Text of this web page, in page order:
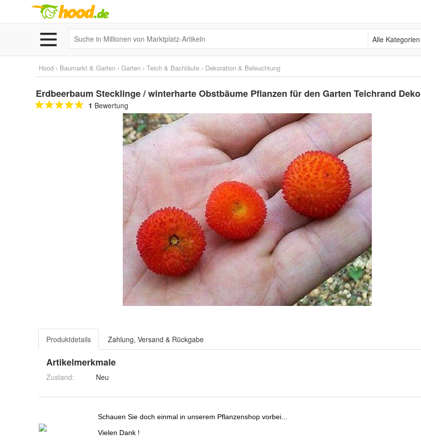
Alle Kategorien
Hood › Baumarkt & Garten › Garten › Teich & Bachläufe › Dekoration & Beleuchtung
Erdbeerbaum Stecklinge / winterharte Obstbäume Pflanzen für den Garten Teichrand Deko
1 Bewertung
Produktdetails Zahlung, Versand & Rückgabe
Artikelmerkmale
Zustand: Neu